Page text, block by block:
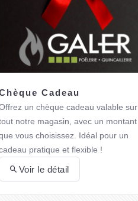
Cadeau
un chèque cadeau valable sur
notre magasin, avec un montant
vous choisissez. Idéal pour un
pratique et flexible !
Voir le détail